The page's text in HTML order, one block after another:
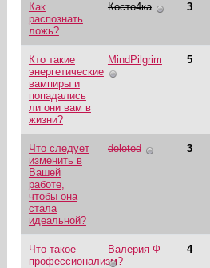
Как
распознать
ложь?
Косто4ка 3
Кто такие
энергетические
вампиры и
попадались
ли они вам в
жизни?
MindPilgrim 5
Что следует
изменить в
Вашей
работе,
чтобы она
стала
идеальной?
deleted 3
Что такое
профессионализм?
Валерия Ф 4